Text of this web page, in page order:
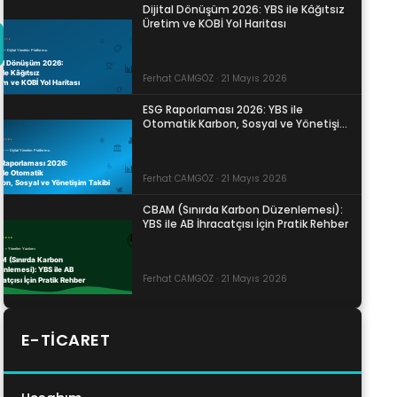
Dijital Dönüşüm 2026: YBS ile Kâğıtsız
Üretim ve KOBİ Yol Haritası
Ferhat CAMGÖZ · 21 Mayıs 2026
ESG Raporlaması 2026: YBS ile
Otomatik Karbon, Sosyal ve Yönetişim
Ferhat CAMGÖZ · 21 Mayıs 2026
CBAM (Sınırda Karbon Düzenlemesi):
YBS ile AB İhracatçısı İçin Pratik Rehber
Ferhat CAMGÖZ · 21 Mayıs 2026
E-TICARET